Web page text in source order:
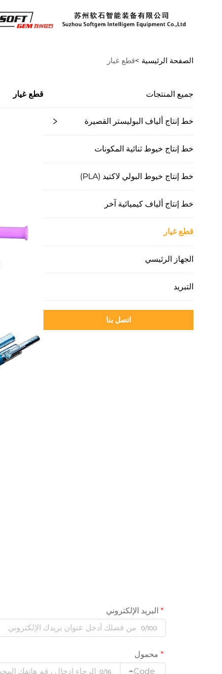
الصفحة الرئيسية >قطع غيار
جميع المنتجات
خط إنتاج ألياف البوليستر القصيرة
خط إنتاج خيوط ثنائية المكونات
خط إنتاج خيوط البولي لاكتيد (PLA)
خط إنتاج ألياف كيميائية آخر
قطع غيار
الجهاز الرئيسي
التبريد
اتصل بنا
قطع غيار
البريد الإلكتروني
0/100
محمول
Code
0/16